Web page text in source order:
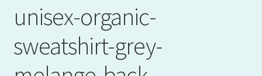
unisex-organic-
sweatshirt-grey-